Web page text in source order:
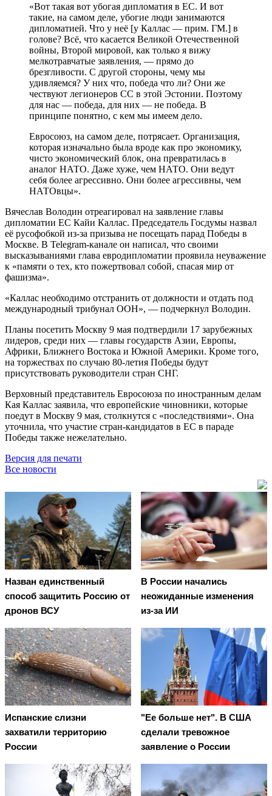
«Вот такая вот убогая дипломатия в ЕС. И вот
такие, на самом деле, убогие люди занимаются
дипломатией. Что у неё [у Каллас — прим. ГМ.] в
голове? Всё, что касается Великой Отечественной
войны, Второй мировой, как только я вижу
мелкотравчатые заявления, — прямо до
брезгливости. С другой стороны, чему мы
удивляемся? У них что, победа что ли? Они же
чествуют легионеров СС в этой Эстонии. Поэтому
для нас — победа, для них — не победа. В
принципе понятно, с кем мы имеем дело.
Евросоюз, на самом деле, потрясает. Организация,
которая изначально была вроде как про экономику,
чисто экономический блок, она превратилась в
аналог НАТО. Даже хуже, чем НАТО. Они ведут
себя более агрессивно. Они более агрессивны, чем
НАТОвцы».
Вячеслав Володин отреагировал на заявление главы
дипломатии ЕС Кайи Каллас. Председатель Госдумы назвал
её русофобкой из-за призыва не посещать парад Победы в
Москве. В Telegram-канале он написал, что своими
высказываниями глава евродипломатии проявила неуважение
к «памяти о тех, кто пожертвовал собой, спасая мир от
фашизма».
«Каллас необходимо отстранить от должности и отдать под
международный трибунал ООН», — подчеркнул Володин.
Планы посетить Москву 9 мая подтвердили 17 зарубежных
лидеров, среди них — главы государств Азии, Европы,
Африки, Ближнего Востока и Южной Америки. Кроме того,
на торжествах по случаю 80-летия Победы будут
присутствовать руководители стран СНГ.
Верховный представитель Евросоюза по иностранным делам
Кая Каллас заявила, что европейские чиновники, которые
поедут в Москву 9 мая, столкнутся с «последствиями». Она
уточнила, что участие стран-кандидатов в ЕС в параде
Победы также нежелательно.
Версия для печати
Все новости
Назван единственный
способ защитить Россию от
дронов ВСУ
В России начались
неожиданные изменения
из-за ИИ
Испанские слизни
захватили территорию
России
"Ее больше нет". В США
сделали тревожное
заявление о России